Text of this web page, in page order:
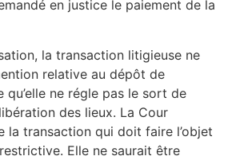
en justice le paiement de la
la transaction litigieuse ne
relative au dépôt de
qu’elle ne régle pas le sort de
des lieux. La Cour
la transaction qui doit faire l’objet
Elle ne saurait être